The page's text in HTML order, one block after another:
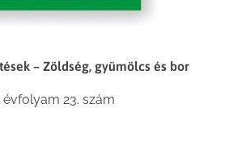
– Zöldség, gyümölcs és bor
évfolyam 23. szám